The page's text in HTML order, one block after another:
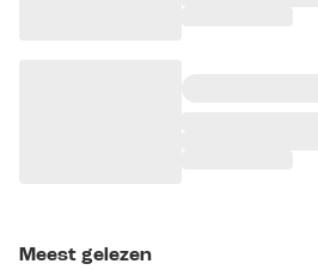
Meest gelezen